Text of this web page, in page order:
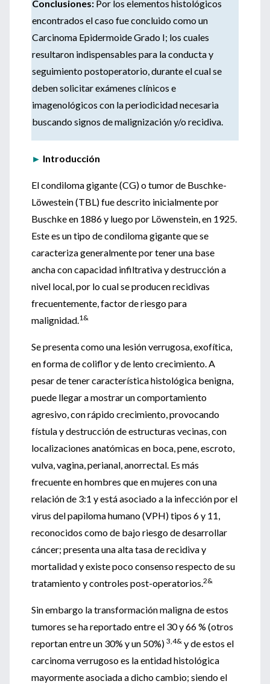
Conclusiones: Por los elementos histológicos
encontrados el caso fue concluido como un
Carcinoma Epidermoide Grado I; los cuales
resultaron indispensables para la conducta y
seguimiento postoperatorio, durante el cual se
deben solicitar exámenes clínicos e
imagenológicos con la periodicidad necesaria
buscando signos de malignización y/o recidiva.
► Introducción
El condiloma gigante (CG) o tumor de Buschke-
Löwestein (TBL) fue descrito inicialmente por
Buschke en 1886 y luego por Löwenstein, en 1925.
Este es un tipo de condiloma gigante que se
caracteriza generalmente por tener una base
ancha con capacidad infiltrativa y destrucción a
nivel local, por lo cual se producen recidivas
frecuentemente, factor de riesgo para
malignidad.1&
Se presenta como una lesión verrugosa, exofítica,
en forma de coliflor y de lento crecimiento. A
pesar de tener característica histológica benigna,
puede llegar a mostrar un comportamiento
agresivo, con rápido crecimiento, provocando
fístula y destrucción de estructuras vecinas, con
localizaciones anatómicas en boca, pene, escroto,
vulva, vagina, perianal, anorrectal. Es más
frecuente en hombres que en mujeres con una
relación de 3:1 y está asociado a la infección por el
virus del papiloma humano (VPH) tipos 6 y 11,
reconocidos como de bajo riesgo de desarrollar
cáncer; presenta una alta tasa de recidiva y
mortalidad y existe poco consenso respecto de su
tratamiento y controles post-operatorios.2&
Sin embargo la transformación maligna de estos
tumores se ha reportado entre el 30 y 66 % (otros
reportan entre un 30% y un 50%) 3,4& y de estos el
carcinoma verrugoso es la entidad histológica
mayormente asociada a dicho cambio; siendo el